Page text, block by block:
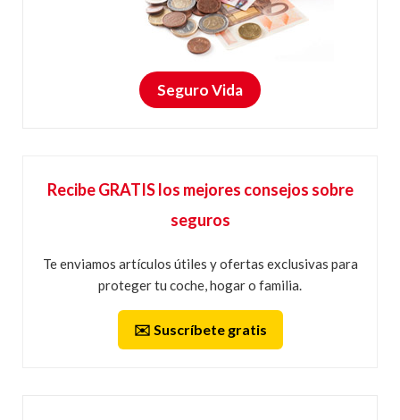
Seguro Vida
Recibe GRATIS los mejores consejos sobre
seguros
Te enviamos artículos útiles y ofertas exclusivas para
proteger tu coche, hogar o familia.
✉️ Suscríbete gratis